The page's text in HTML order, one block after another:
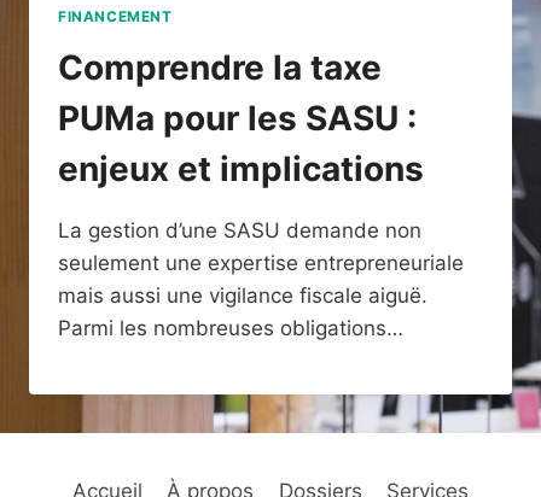
FINANCEMENT
Comprendre la taxe
PUMa pour les SASU :
enjeux et implications
La gestion d’une SASU demande non
seulement une expertise entrepreneuriale
mais aussi une vigilance fiscale aiguë.
Parmi les nombreuses obligations…
Accueil À propos Dossiers Services